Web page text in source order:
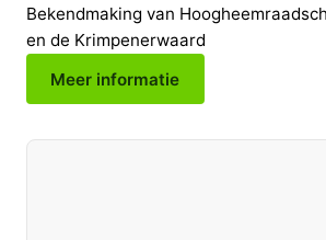
Bekendmaking van
en de Krimpenerwaard
Meer informatie